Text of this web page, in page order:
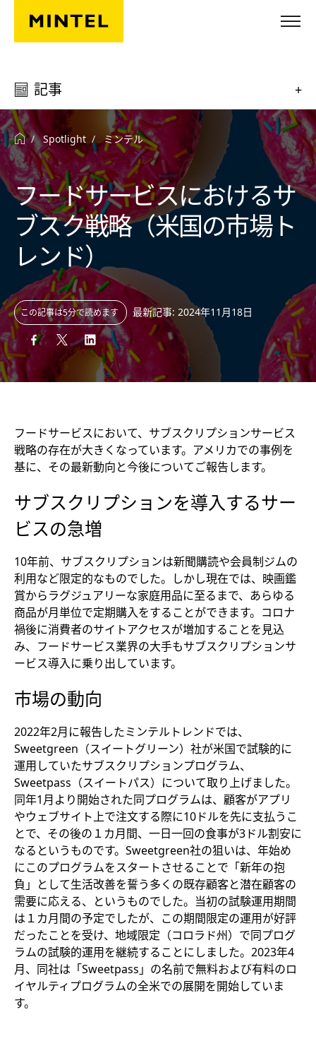
Skip to main content
記事 +
Spotlight ミンテル
フードサービスにおけるサ
ブスク戦略（米国の市場ト
レンド）
この記事は5分で読めます 最新記事: 2024年11月18日
フードサービスにおいて、サブスクリプションサービス
戦略の存在が大きくなっています。アメリカでの事例を
基に、その最新動向と今後についてご報告します。
サブスクリプションを導入するサー
ビスの急増
10年前、サブスクリプションは新聞購読や会員制ジムの
利用など限定的なものでした。しかし現在では、映画鑑
賞からラグジュアリーな家庭用品に至るまで、あらゆる
商品が月単位で定期購入をすることができます。コロナ
禍後に消費者のサイトアクセスが増加することを見込
み、フードサービス業界の大手もサブスクリプションサ
ービス導入に乗り出しています。
市場の動向
2022年2月に報告したミンテルトレンドでは、
Sweetgreen（スイートグリーン）社が米国で試験的に
運用していたサブスクリプションプログラム、
Sweetpass（スイートパス）について取り上げました。
同年1月より開始された同プログラムは、顧客がアプリ
やウェブサイト上で注文する際に10ドルを先に支払うこ
とで、その後の１カ月間、一日一回の食事が3ドル割安に
なるというものです。Sweetgreen社の狙いは、年始め
にこのプログラムをスタートさせることで「新年の抱
負」として生活改善を誓う多くの既存顧客と潜在顧客の
需要に応える、というものでした。当初の試験運用期間
は１カ月間の予定でしたが、この期間限定の運用が好評
だったことを受け、地域限定（コロラド州）で同プログ
ラムの試験的運用を継続することにしました。2023年4
月、同社は「Sweetpass」の名前で無料および有料のロ
イヤルティプログラムの全米での展開を開始していま
す。